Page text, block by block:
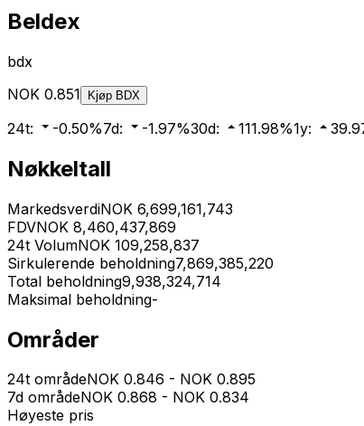
Beldex
bdx
NOK 0.851 Kjøp BDX
24t: -0.50%7d: -1.97%30d: 111.98%1y:
Nøkkeltall
MarkedsverdiNOK 6,699,161,743
FDVNOK 8,460,437,869
24t VolumNOK 109,258,837
Sirkulerende beholdning7,869,385,220
Total beholdning9,938,324,714
Maksimal beholdning-
Områder
24t områdeNOK 0.846 - NOK 0.895
7d områdeNOK 0.868 - NOK 0.834
Høyeste pris